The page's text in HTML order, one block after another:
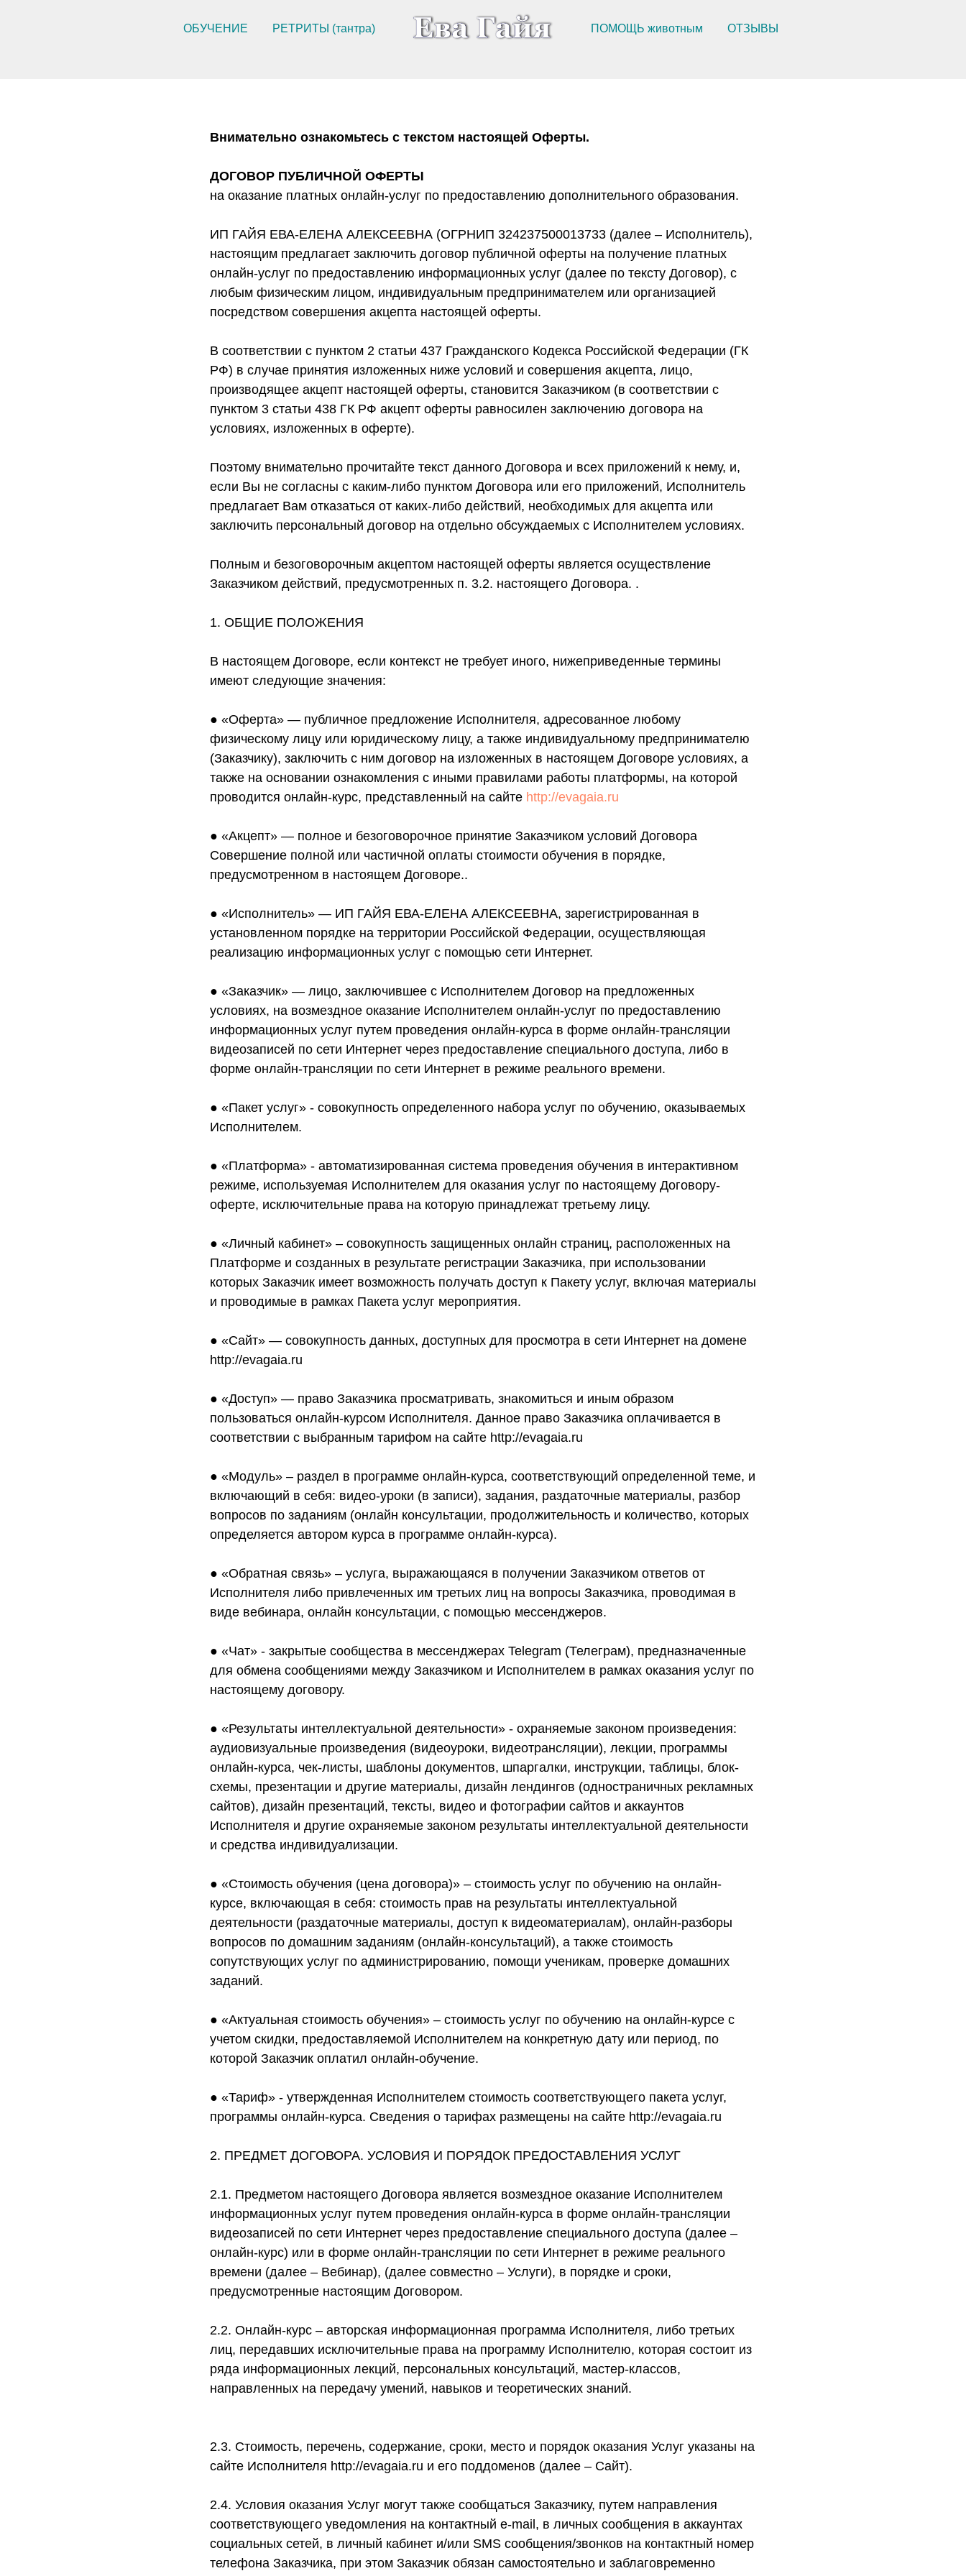
ОБУЧЕНИЕ РЕТРИТЫ (тантра) ПОМОЩЬ животным ОТЗЫВЫ
Внимательно ознакомьтесь с текстом настоящей Оферты.
ДОГОВОР ПУБЛИЧНОЙ ОФЕРТЫ
на оказание платных онлайн-услуг по предоставлению дополнительного образования.
ИП ГАЙЯ ЕВА-ЕЛЕНА АЛЕКСЕЕВНА (ОГРНИП 324237500013733 (далее – Исполнитель),
настоящим предлагает заключить договор публичной оферты на получение платных
онлайн-услуг по предоставлению информационных услуг (далее по тексту Договор), с
любым физическим лицом, индивидуальным предпринимателем или организацией
посредством совершения акцепта настоящей оферты.
В соответствии с пунктом 2 статьи 437 Гражданского Кодекса Российской Федерации (ГК
РФ) в случае принятия изложенных ниже условий и совершения акцепта, лицо,
производящее акцепт настоящей оферты, становится Заказчиком (в соответствии с
пунктом 3 статьи 438 ГК РФ акцепт оферты равносилен заключению договора на
условиях, изложенных в оферте).
Поэтому внимательно прочитайте текст данного Договора и всех приложений к нему, и,
если Вы не согласны с каким-либо пунктом Договора или его приложений, Исполнитель
предлагает Вам отказаться от каких-либо действий, необходимых для акцепта или
заключить персональный договор на отдельно обсуждаемых с Исполнителем условиях.
Полным и безоговорочным акцептом настоящей оферты является осуществление
Заказчиком действий, предусмотренных п. 3.2. настоящего Договора. .
1. ОБЩИЕ ПОЛОЖЕНИЯ
В настоящем Договоре, если контекст не требует иного, нижеприведенные термины
имеют следующие значения:
● «Оферта» — публичное предложение Исполнителя, адресованное любому
физическому лицу или юридическому лицу, а также индивидуальному предпринимателю
(Заказчику), заключить с ним договор на изложенных в настоящем Договоре условиях, а
также на основании ознакомления с иными правилами работы платформы, на которой
проводится онлайн-курс, представленный на сайте http://evagaia.ru
● «Акцепт» — полное и безоговорочное принятие Заказчиком условий Договора
Совершение полной или частичной оплаты стоимости обучения в порядке,
предусмотренном в настоящем Договоре..
● «Исполнитель» — ИП ГАЙЯ ЕВА-ЕЛЕНА АЛЕКСЕЕВНА, зарегистрированная в
установленном порядке на территории Российской Федерации, осуществляющая
реализацию информационных услуг с помощью сети Интернет.
● «Заказчик» — лицо, заключившее с Исполнителем Договор на предложенных
условиях, на возмездное оказание Исполнителем онлайн-услуг по предоставлению
информационных услуг путем проведения онлайн-курса в форме онлайн-трансляции
видеозаписей по сети Интернет через предоставление специального доступа, либо в
форме онлайн-трансляции по сети Интернет в режиме реального времени.
● «Пакет услуг» - совокупность определенного набора услуг по обучению, оказываемых
Исполнителем.
● «Платформа» - автоматизированная система проведения обучения в интерактивном
режиме, используемая Исполнителем для оказания услуг по настоящему Договору-
оферте, исключительные права на которую принадлежат третьему лицу.
● «Личный кабинет» – совокупность защищенных онлайн страниц, расположенных на
Платформе и созданных в результате регистрации Заказчика, при использовании
которых Заказчик имеет возможность получать доступ к Пакету услуг, включая материалы
и проводимые в рамках Пакета услуг мероприятия.
● «Сайт» — совокупность данных, доступных для просмотра в сети Интернет на домене
http://evagaia.ru
● «Доступ» — право Заказчика просматривать, знакомиться и иным образом
пользоваться онлайн-курсом Исполнителя. Данное право Заказчика оплачивается в
соответствии с выбранным тарифом на сайте http://evagaia.ru
● «Модуль» – раздел в программе онлайн-курса, соответствующий определенной теме, и
включающий в себя: видео-уроки (в записи), задания, раздаточные материалы, разбор
вопросов по заданиям (онлайн консультации, продолжительность и количество, которых
определяется автором курса в программе онлайн-курса).
● «Обратная связь» – услуга, выражающаяся в получении Заказчиком ответов от
Исполнителя либо привлеченных им третьих лиц на вопросы Заказчика, проводимая в
виде вебинара, онлайн консультации, с помощью мессенджеров.
● «Чат» - закрытые сообщества в мессенджерах Telegram (Телеграм), предназначенные
для обмена сообщениями между Заказчиком и Исполнителем в рамках оказания услуг по
настоящему договору.
● «Результаты интеллектуальной деятельности» - охраняемые законом произведения:
аудиовизуальные произведения (видеоуроки, видеотрансляции), лекции, программы
онлайн-курса, чек-листы, шаблоны документов, шпаргалки, инструкции, таблицы, блок-
схемы, презентации и другие материалы, дизайн лендингов (одностраничных рекламных
сайтов), дизайн презентаций, тексты, видео и фотографии сайтов и аккаунтов
Исполнителя и другие охраняемые законом результаты интеллектуальной деятельности
и средства индивидуализации.
● «Стоимость обучения (цена договора)» – стоимость услуг по обучению на онлайн-
курсе, включающая в себя: стоимость прав на результаты интеллектуальной
деятельности (раздаточные материалы, доступ к видеоматериалам), онлайн-разборы
вопросов по домашним заданиям (онлайн-консультаций), а также стоимость
сопутствующих услуг по администрированию, помощи ученикам, проверке домашних
заданий.
● «Актуальная стоимость обучения» – стоимость услуг по обучению на онлайн-курсе с
учетом скидки, предоставляемой Исполнителем на конкретную дату или период, по
которой Заказчик оплатил онлайн-обучение.
● «Тариф» - утвержденная Исполнителем стоимость соответствующего пакета услуг,
программы онлайн-курса. Сведения о тарифах размещены на сайте http://evagaia.ru
2. ПРЕДМЕТ ДОГОВОРА. УСЛОВИЯ И ПОРЯДОК ПРЕДОСТАВЛЕНИЯ УСЛУГ
2.1. Предметом настоящего Договора является возмездное оказание Исполнителем
информационных услуг путем проведения онлайн-курса в форме онлайн-трансляции
видеозаписей по сети Интернет через предоставление специального доступа (далее –
онлайн-курс) или в форме онлайн-трансляции по сети Интернет в режиме реального
времени (далее – Вебинар), (далее совместно – Услуги), в порядке и сроки,
предусмотренные настоящим Договором.
2.2. Онлайн-курс – авторская информационная программа Исполнителя, либо третьих
лиц, передавших исключительные права на программу Исполнителю, которая состоит из
ряда информационных лекций, персональных консультаций, мастер-классов,
направленных на передачу умений, навыков и теоретических знаний.
2.3. Стоимость, перечень, содержание, сроки, место и порядок оказания Услуг указаны на
сайте Исполнителя http://evagaia.ru и его поддоменов (далее – Сайт).
2.4. Условия оказания Услуг могут также сообщаться Заказчику, путем направления
соответствующего уведомления на контактный e-mail, в личных сообщения в аккаунтах
социальных сетей, в личный кабинет и/или SMS сообщения/звонков на контактный номер
телефона Заказчика, при этом Заказчик обязан самостоятельно и заблаговременно